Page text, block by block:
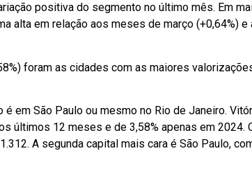
positiva do segmento no último mês. Em
alta em relação aos meses de março (+0,64%) e
foram as cidades com as maiores
é em São Paulo ou mesmo no Rio de Janeiro.
últimos 12 meses e de 3,58% apenas em 2024.
A segunda capital mais cara é São Paulo,